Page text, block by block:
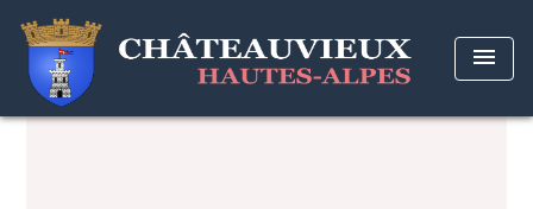
menu